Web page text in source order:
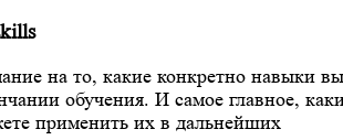
на то, какие конкретно навыки вы
обучения. И самое главное,
применить их в дальнейших